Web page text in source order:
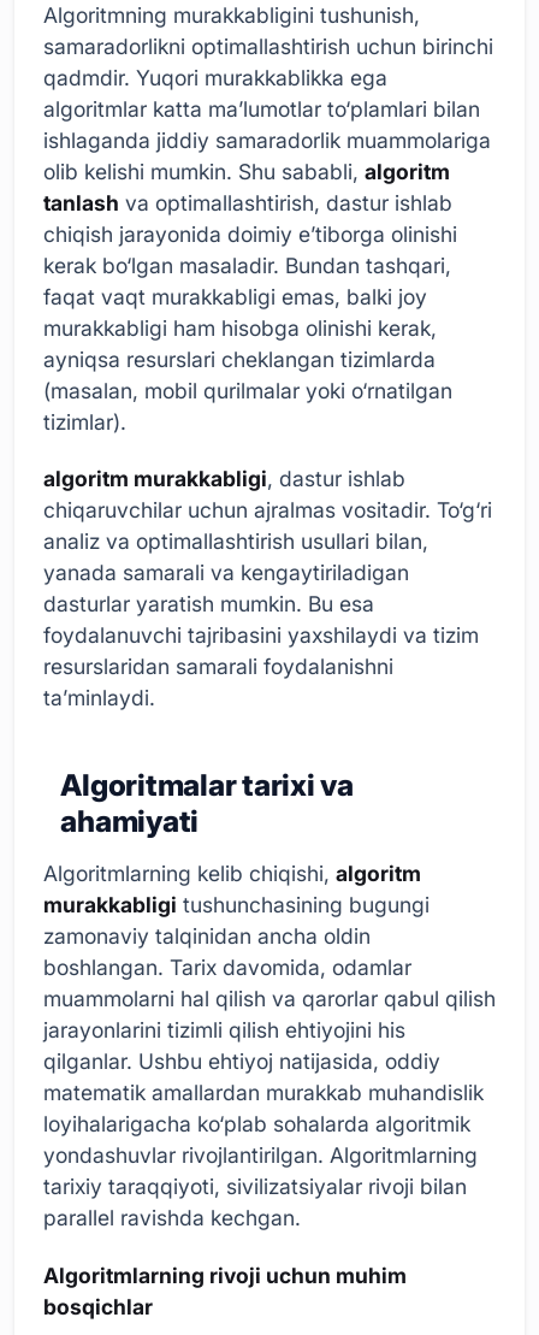
Algoritmning murakkabligini tushunish,
samaradorlikni optimallashtirish uchun birinchi
qadmdir. Yuqori murakkablikka ega
algoritmlar katta ma’lumotlar to‘plamlari bilan
ishlaganda jiddiy samaradorlik muammolariga
olib kelishi mumkin. Shu sababli, algoritm
tanlash va optimallashtirish, dastur ishlab
chiqish jarayonida doimiy e’tiborga olinishi
kerak bo‘lgan masaladir. Bundan tashqari,
faqat vaqt murakkabligi emas, balki joy
murakkabligi ham hisobga olinishi kerak,
ayniqsa resurslari cheklangan tizimlarda
(masalan, mobil qurilmalar yoki o‘rnatilgan
tizimlar).
algoritm murakkabligi, dastur ishlab
chiqaruvchilar uchun ajralmas vositadir. To‘g‘ri
analiz va optimallashtirish usullari bilan,
yanada samarali va kengaytiriladigan
dasturlar yaratish mumkin. Bu esa
foydalanuvchi tajribasini yaxshilaydi va tizim
resurslaridan samarali foydalanishni
ta’minlaydi.
Algoritmalar tarixi va
ahamiyati
Algoritmlarning kelib chiqishi, algoritm
murakkabligi tushunchasining bugungi
zamonaviy talqinidan ancha oldin
boshlangan. Tarix davomida, odamlar
muammolarni hal qilish va qarorlar qabul qilish
jarayonlarini tizimli qilish ehtiyojini his
qilganlar. Ushbu ehtiyoj natijasida, oddiy
matematik amallardan murakkab muhandislik
loyihalarigacha ko‘plab sohalarda algoritmik
yondashuvlar rivojlantirilgan. Algoritmlarning
tarixiy taraqqiyoti, sivilizatsiyalar rivoji bilan
parallel ravishda kechgan.
Algoritmlarning rivoji uchun muhim
bosqichlar